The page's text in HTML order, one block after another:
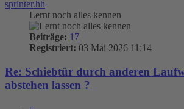
sprinter.hh
Lernt noch alles kennen
Beiträge: 17
Registriert: 03 Mai 2026 11:14
Re: Schiebtür durch anderen
abstehen lassen ?